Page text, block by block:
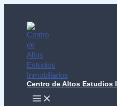
contenido
Centro de Altos Estudios
MAIN
MENU